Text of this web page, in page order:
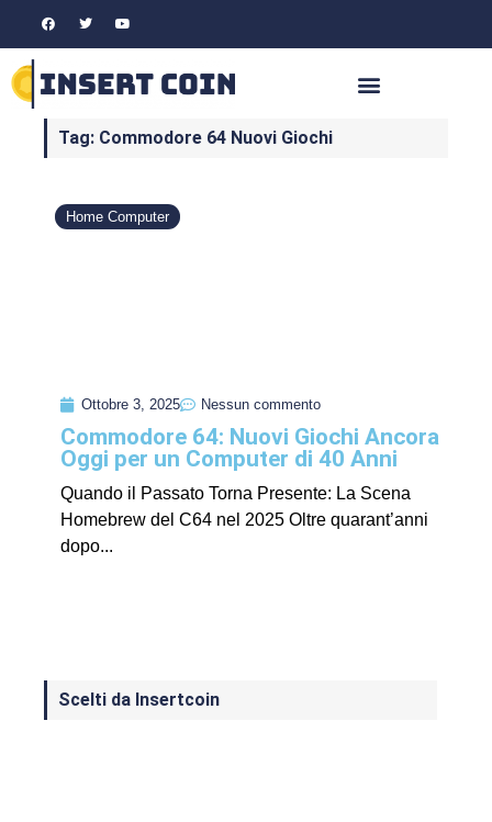
Tag: Commodore 64 Nuovi Giochi
Home Computer
Ottobre 3, 2025 Nessun commento
Commodore 64: Nuovi Giochi Ancora
Oggi per un Computer di 40 Anni
Quando il Passato Torna Presente: La Scena
Homebrew del C64 nel 2025 Oltre quarant’anni
dopo...
Scelti da Insertcoin